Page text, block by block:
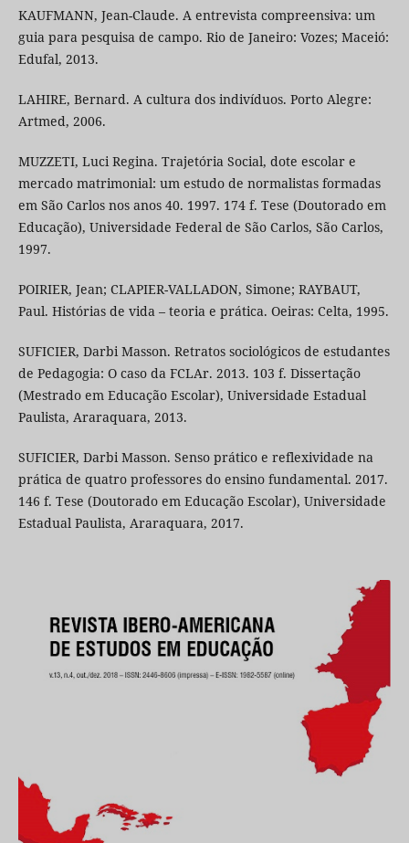
KAUFMANN, Jean-Claude. A entrevista compreensiva: um
guia para pesquisa de campo. Rio de Janeiro: Vozes; Maceió:
Edufal, 2013.
LAHIRE, Bernard. A cultura dos indivíduos. Porto Alegre:
Artmed, 2006.
MUZZETI, Luci Regina. Trajetória Social, dote escolar e
mercado matrimonial: um estudo de normalistas formadas
em São Carlos nos anos 40. 1997. 174 f. Tese (Doutorado em
Educação), Universidade Federal de São Carlos, São Carlos,
1997.
POIRIER, Jean; CLAPIER-VALLADON, Simone; RAYBAUT,
Paul. Histórias de vida – teoria e prática. Oeiras: Celta, 1995.
SUFICIER, Darbi Masson. Retratos sociológicos de estudantes
de Pedagogia: O caso da FCLAr. 2013. 103 f. Dissertação
(Mestrado em Educação Escolar), Universidade Estadual
Paulista, Araraquara, 2013.
SUFICIER, Darbi Masson. Senso prático e reflexividade na
prática de quatro professores do ensino fundamental. 2017.
146 f. Tese (Doutorado em Educação Escolar), Universidade
Estadual Paulista, Araraquara, 2017.